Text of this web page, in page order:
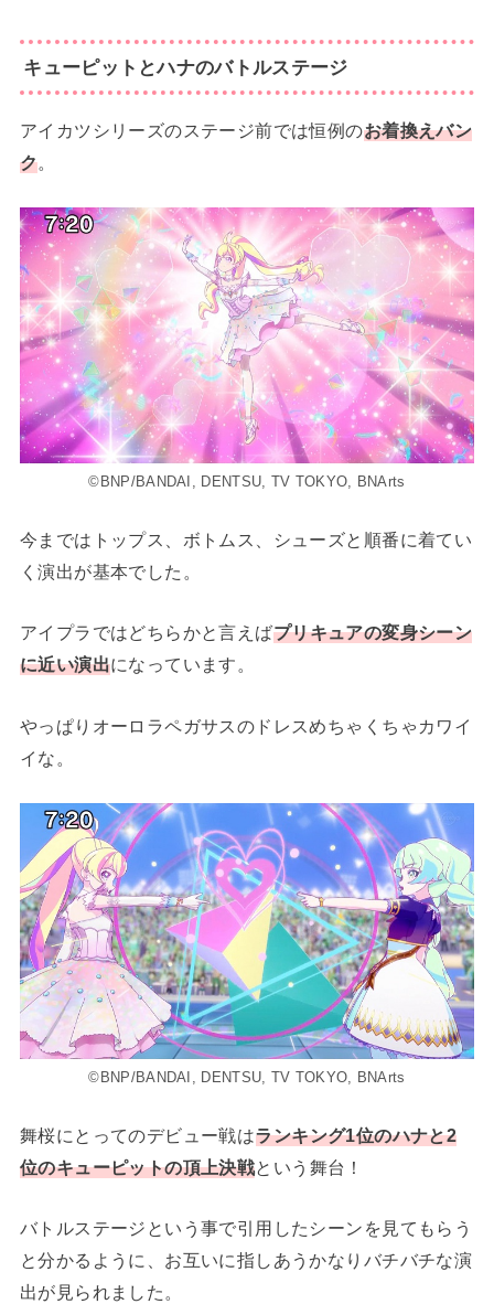
キューピットとハナのバトルステージ
アイカツシリーズのステージ前では恒例のお着換えバン
ク。
©BNP/BANDAI, DENTSU, TV TOKYO, BNArts
今まではトップス、ボトムス、シューズと順番に着てい
く演出が基本でした。
アイプラではどちらかと言えばプリキュアの変身シーン
に近い演出になっています。
やっぱりオーロラペガサスのドレスめちゃくちゃカワイ
イな。
©BNP/BANDAI, DENTSU, TV TOKYO, BNArts
舞桜にとってのデビュー戦はランキング1位のハナと2
位のキューピットの頂上決戦という舞台！
バトルステージという事で引用したシーンを見てもらう
と分かるように、お互いに指しあうかなりバチバチな演
出が見られました。